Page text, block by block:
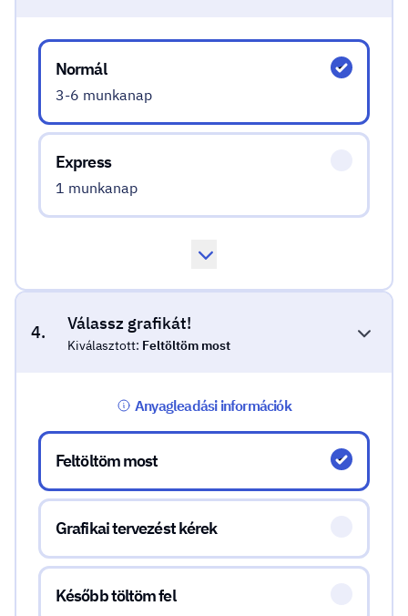
Válassz átfutási időt!
Normál
3-6 munkanap
Express
1 munkanap
4. Válassz grafikát!
Kiválasztott: Feltöltöm most
Anyagleadási információk
Válassz grafikát!
Feltöltöm most
Grafikai tervezést kérek
Később töltöm fel